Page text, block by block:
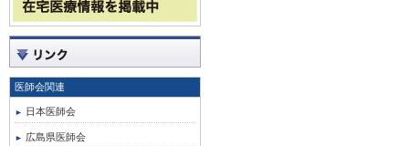
医師会関連
日本医師会
広島県医師会